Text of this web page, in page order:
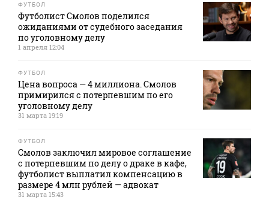
ФУТБОЛ
Футболист Смолов поделился
ожиданиями от судебного заседания
по уголовному делу
1 апреля 12:04
ФУТБОЛ
Цена вопроса — 4 миллиона. Смолов
примирился с потерпевшим по его
уголовному делу
31 марта 19:19
ФУТБОЛ
Смолов заключил мировое соглашение
с потерпевшим по делу о драке в кафе,
футболист выплатил компенсацию в
размере 4 млн рублей — адвокат
31 марта 15:43